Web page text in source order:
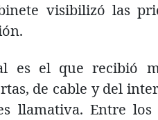
visibilizó las
es el que recibió
de cable y del
llamativa. Entre